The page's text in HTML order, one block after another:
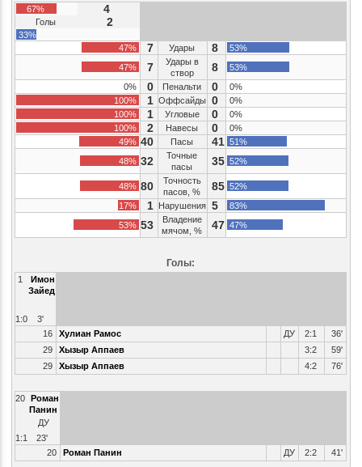
67% 4
Голы 2
33%
47%
7 Удары 8
53%
47%
7
Удары в
створ
8
53%
0%
0 Пенальти 0
0%
100%
1 Оффсайды 0
0%
100%
1 Угловые 0
0%
100%
2 Навесы 0
0%
49% 40 Пасы 41 51%
48% 32
Точные
пасы
35 52%
48% 80
Точность
пасов, %
85 52%
17%
1 Нарушения 5
83%
53% 53
Владение
мячом, %
47 47%
Голы:
1
Имон
Зайед
1:0
3'
16
Хулиан Рамос ДУ 2:1
36'
29
Хызыр Аппаев 3:2
59'
29
Хызыр Аппаев 4:2 76'
20 Роман
Панин
ДУ
1:1
23'
20
Роман Панин ДУ 2:2 41'